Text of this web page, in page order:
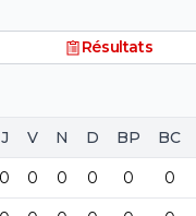
Résultats
J V N D BP BC
0 0 0 0 0 0